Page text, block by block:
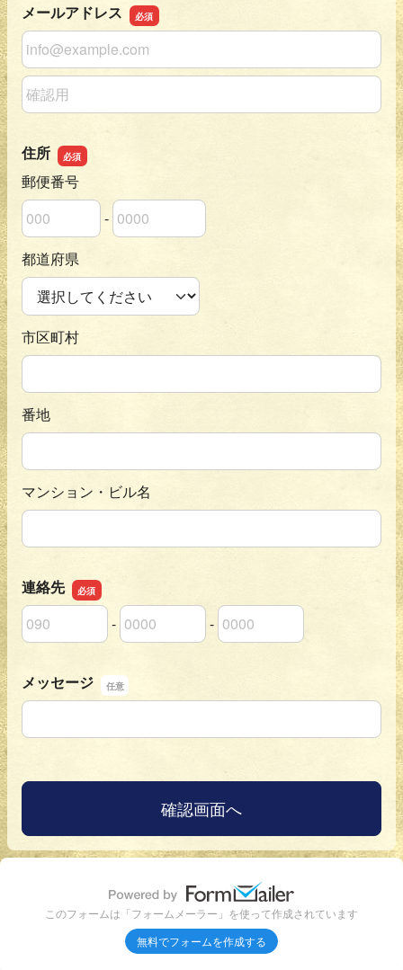
メールアドレス
メールアドレス
メールアドレスの確認用
住所
郵便番号
郵便番号の上3桁
-
郵便番号の下4桁
都道府県
市区町村
番地
マンション・ビル名
連絡先
連絡先の市外局番
-
連絡先の市内局番 -
連絡先の加入者番号
メッセージ
メッセージ
このフォームは「フォームメーラー」を使って作成されています
無料でフォームを作成する